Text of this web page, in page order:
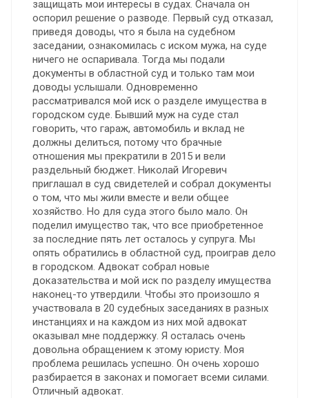
защищать мои интересы в судах. Сначала он
оспорил решение о разводе. Первый суд отказал,
приведя доводы, что я была на судебном
заседании, ознакомилась с иском мужа, на суде
ничего не оспаривала. Тогда мы подали
документы в областной суд и только там мои
доводы услышали. Одновременно
рассматривался мой иск о разделе имущества в
городском суде. Бывший муж на суде стал
говорить, что гараж, автомобиль и вклад не
должны делиться, потому что брачные
отношения мы прекратили в 2015 и вели
раздельный бюджет. Николай Игоревич
приглашал в суд свидетелей и собрал документы
о том, что мы жили вместе и вели общее
хозяйство. Но для суда этого было мало. Он
поделил имущество так, что все приобретенное
за последние пять лет осталось у супруга. Мы
опять обратились в областной суд, проиграв дело
в городском. Адвокат собрал новые
доказательства и мой иск по разделу имущества
наконец-то утвердили. Чтобы это произошло я
участвовала в 20 судебных заседаниях в разных
инстанциях и на каждом из них мой адвокат
оказывал мне поддержку. Я осталась очень
довольна обращением к этому юристу. Моя
проблема решилась успешно. Он очень хорошо
разбирается в законах и помогает всеми силами.
Отличный адвокат.